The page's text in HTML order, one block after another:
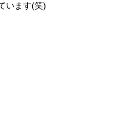
います(笑)